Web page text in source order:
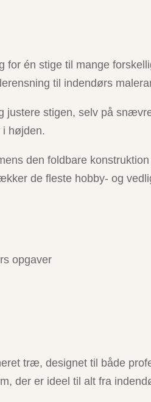
én stige til mange
til indendørs
stigen, selv på
i højden.
den foldbare
de fleste hobby- og
opgaver
træ, designet til både
der er ideel til alt fra